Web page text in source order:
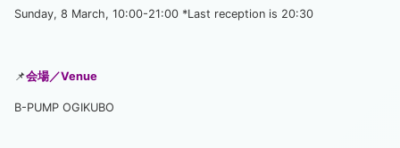
Sunday, 8 March, 10:00-21:00 *Last reception is 20:30
📌会場／Venue
B-PUMP OGIKUBO